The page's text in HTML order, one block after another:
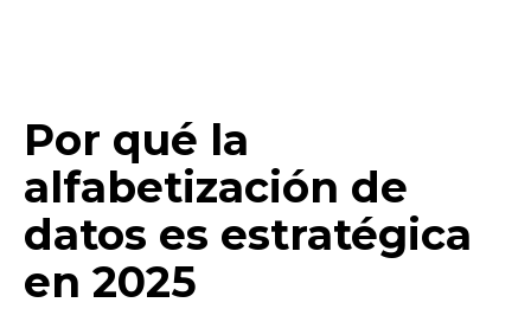
Por qué la
alfabetización de
datos es estratégica
en 2025